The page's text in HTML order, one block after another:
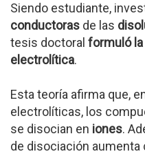
Siendo estudiante,
conductoras de las
tesis doctoral formuló
electrolítica.
Esta teoría afirma que,
electrolíticas, los
se disocian en iones.
de disociación aumenta